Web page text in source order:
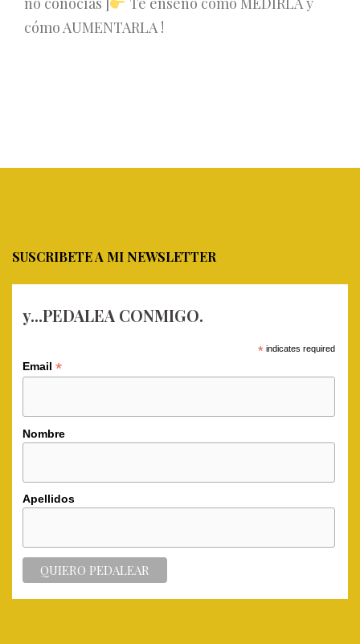
cómo AUMENTARLA !
SUSCRIBETE A MI NEWSLETTER
y...PEDALEA CONMIGO.
*indicates required
Email *
Nombre
Apellidos